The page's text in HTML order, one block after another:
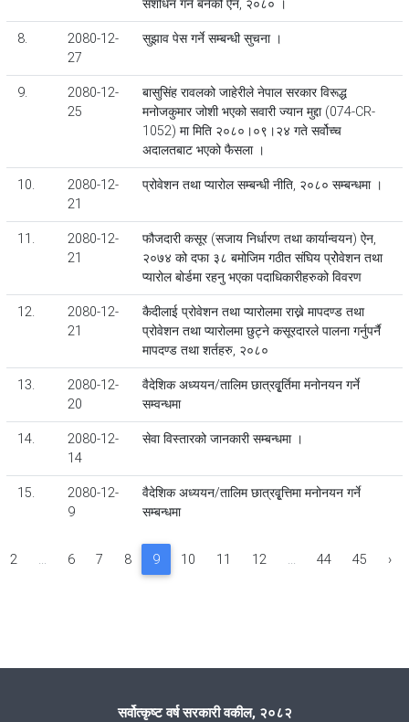
संशोधन गर्न बनेको ऐन, २०८० ।
8.
2080-12-
27
सुझाव पेस गर्ने सम्बन्धी सुचना ।
9.
2080-12-
25
बासुसिंह रावलको जाहेरीले नेपाल सरकार विरूद्ध
मनोजकुमार जोशी भएको सवारी ज्यान मुद्दा (074-CR-
1052) मा मिति २०८०।०९।२४ गते सर्वोच्च
अदालतबाट भएको फैसला ।
10.
2080-12-
21
प्रोवेशन तथा प्यारोल सम्बन्धी नीति, २०८० सम्बन्धमा ।
11.
2080-12-
21
फौजदारी कसूर (सजाय निर्धारण तथा कार्यान्वयन) ऐन,
२०७४ को दफा ३८ बमोजिम गठीत संघिय प्रोेवेशन तथा
प्यारोल बोर्डमा रहनु भएका पदाधिकारीहरुको विवरण
12.
2080-12-
21
कैदीलाई प्रोवेशन तथा प्यारोलमा राख्ने मापदण्ड तथा
प्रोवेशन तथा प्यारोलमा छुट्ने कसूरदारले पालना गर्नुपर्नै
मापदण्ड तथा शर्तहरु, २०८०
13.
2080-12-
20
वैदेशिक अध्ययन/तालिम छात्रवृृ्र्तिमा मनोनयन गर्ने
सम्वन्धमा
14.
2080-12-
14
सेवा विस्तारको जानकारी सम्बन्धमा ।
15.
2080-12-
9
वैदेशिक अध्ययन/तालिम छात्रवृृ्त्तिमा मनोनयन गर्ने
सम्बन्धमा
2 ... 6 7 8 9 10 11 12 ... 44 45 ›
सर्वोत्कृष्ट वर्ष सरकारी वकील, २०८२